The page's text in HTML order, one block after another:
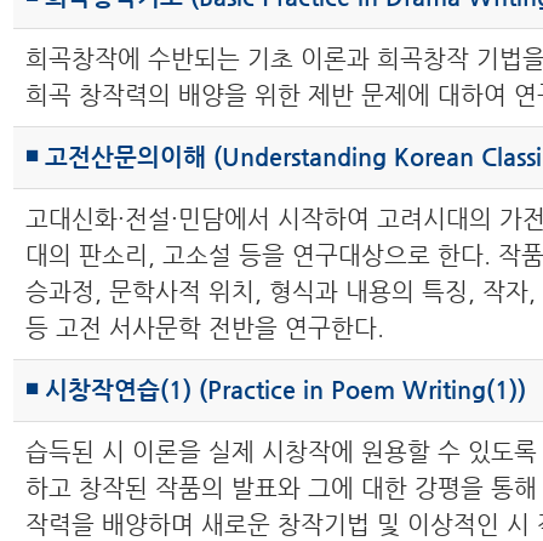
희곡창작에 수반되는 기초 이론과 희곡창작 기법
희곡 창작력의 배양을 위한 제반 문제에 대하여
◾ 고전산문의이해 (Understanding Korean
고대신화·전설·민담에서 시작하여 고려시대의 가
대의 판소리, 고소설 등을 연구대상으로 한다. 작
승과정, 문학사적 위치, 형식과 내용의 특징, 작자,
등 고전 서사문학 전반을 연구한다.
◾ 시창작연습(1) (Practice in Poem Writing(1))
습득된 시 이론을 실제 시창작에 원용할 수 있도
하고 창작된 작품의 발표와 그에 대한 강평을 통
작력을 배양하며 새로운 창작기법 및 이상적인 시